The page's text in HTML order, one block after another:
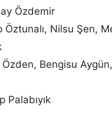
Özdemir
Öztunalı, Nilsu Şen,
Özden, Bengisu
Palabıyık